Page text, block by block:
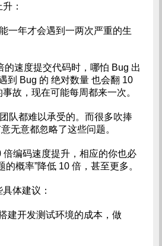
：
一年才会遇到一两次严重的生
的速度提交代码时，哪怕 Bug 出
到 Bug 的 绝对数量 也会翻 10
故，现在可能每周都来一次。
队都难以承受的。而很多吹捧
无意都忽略了这些问题。
倍编码速度提升，相应的你也必
的概率”降低 10 倍，甚至更多。
体建议：
建开发测试环境的成本，做